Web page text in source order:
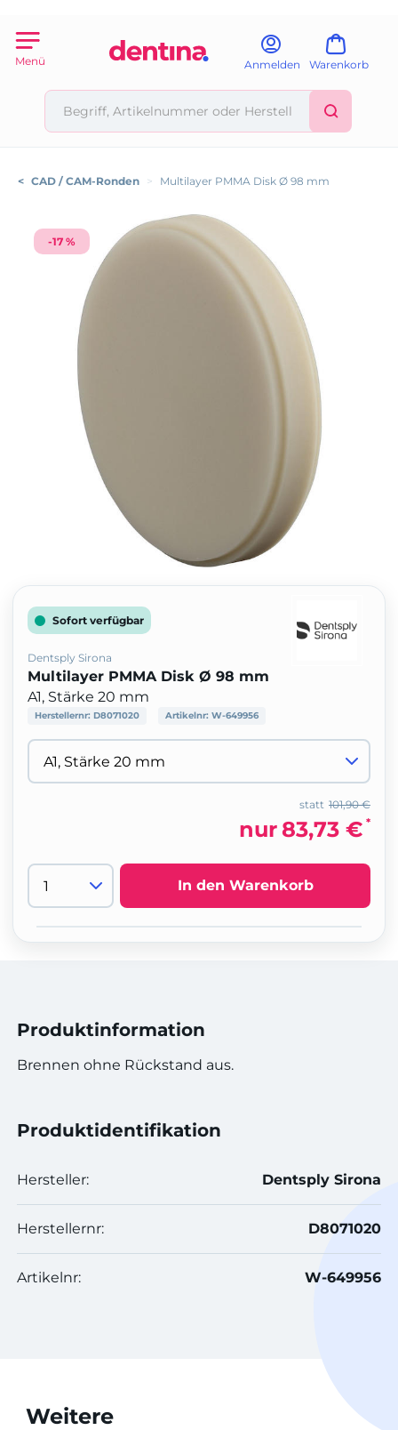
Menü Anmelden Warenkorb
< CAD / CAM-Ronden > Multilayer PMMA Disk Ø 98 mm
-17 %
Sofort verfügbar
Dentsply Sirona
Multilayer PMMA Disk Ø 98 mm
A1, Stärke 20 mm
Herstellernr: D8071020 Artikelnr: W-649956
101,90 €
statt
nur 83,73 € *
In den Warenkorb
Produktinformation
Brennen ohne Rückstand aus.
Produktidentifikation
Hersteller: Dentsply Sirona
Herstellernr: D8071020
Artikelnr: W-649956
Weitere